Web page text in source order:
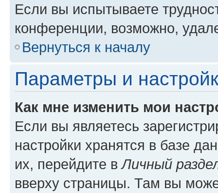
Если вы испытываете
конференции, возможно,
Вернуться к началу
Параметры и
Как мне изменить мои
Если вы являетесь
настройки хранятся в базе
их, перейдите вЛичный
вверху страницы. Там вы